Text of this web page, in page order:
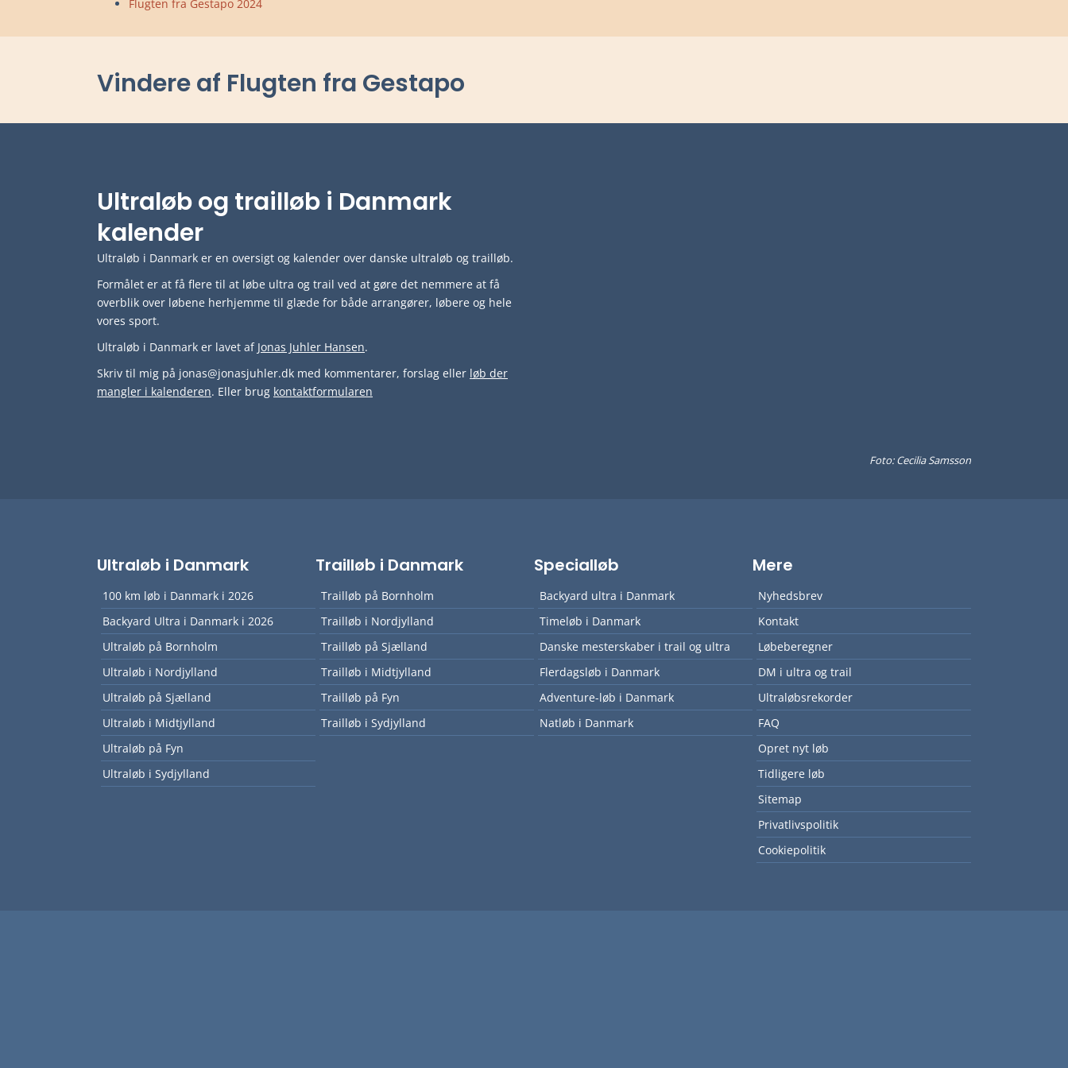
Flugten fra Gestapo 2024
Vindere af Flugten fra Gestapo
Ultraløb og trailløb i Danmark
kalender
Ultraløb i Danmark er en oversigt og kalender over danske ultraløb og trailløb.
Formålet er at få flere til at løbe ultra og trail ved at gøre det nemmere at få
overblik over løbene herhjemme til glæde for både arrangører, løbere og hele
vores sport.
Ultraløb i Danmark er lavet af Jonas Juhler Hansen.
Skriv til mig på jonas@jonasjuhler.dk med kommentarer, forslag eller løb der
mangler i kalenderen. Eller brug kontaktformularen
Foto: Cecilia Samsson
Ultraløb i Danmark
100 km løb i Danmark i 2026
Backyard Ultra i Danmark i 2026
Ultraløb på Bornholm
Ultraløb i Nordjylland
Ultraløb på Sjælland
Ultraløb i Midtjylland
Ultraløb på Fyn
Ultraløb i Sydjylland
Trailløb i Danmark
Trailløb på Bornholm
Trailløb i Nordjylland
Trailløb på Sjælland
Trailløb i Midtjylland
Trailløb på Fyn
Trailløb i Sydjylland
Specialløb
Backyard ultra i Danmark
Timeløb i Danmark
Danske mesterskaber i trail og ultra
Flerdagsløb i Danmark
Adventure-løb i Danmark
Natløb i Danmark
Mere
Nyhedsbrev
Kontakt
Løbeberegner
DM i ultra og trail
Ultraløbsrekorder
FAQ
Opret nyt løb
Tidligere løb
Sitemap
Privatlivspolitik
Cookiepolitik